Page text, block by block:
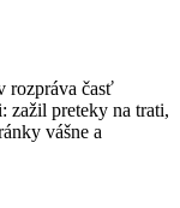
rozpráva časť
zažil preteky na trati,
vášne a